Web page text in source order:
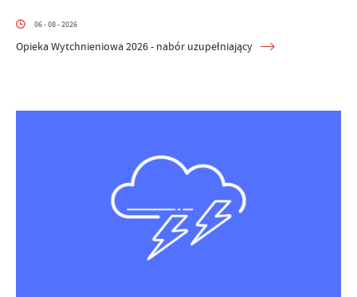
06 - 08 - 2026
Opieka Wytchnieniowa 2026 - nabór uzupełniający